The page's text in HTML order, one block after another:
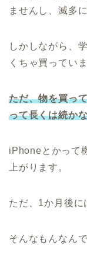
ませんし、滅多
しかしながら、
くちゃ買っていま
ただ、物を買っ
って長くは続か
iPhoneとかって
上がります。
ただ、1か月後に
そんなもんなんで